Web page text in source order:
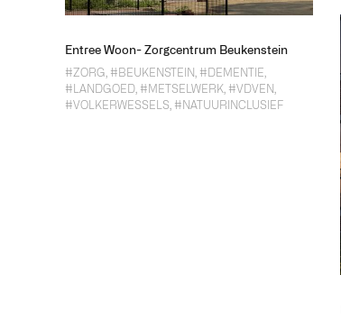
Entree Woon- Zorgcentrum Beukenstein
#ZORG #BEUKENSTEIN #DEMENTIE
#LANDGOED #METSELWERK #VDVEN
#VOLKERWESSELS #NATUURINCLUSIEF